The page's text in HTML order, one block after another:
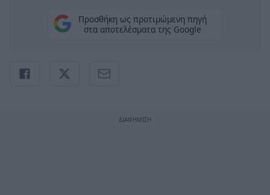
Προσθήκη ως προτιμώμενη πηγή
στα αποτελέσματα της Google